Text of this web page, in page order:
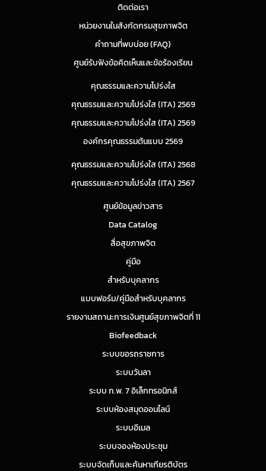
ติดต่อเรา
หน่วยงานในสังกัดกรมสุขภาพจิต
คำถามที่พบบ่อย (FAQ)
ศูนย์รับฟังข้อคิดเห็นและข้อร้องเรียน
คุณธรรมและความโปร่งใส
คุณธรรมและความโปร่งใส (ITA) 2569
คุณธรรมและความโปร่งใส (ITA) 2569
องค์กรคุณธรรมต้นแบบ 2569
คุณธรรมและความโปร่งใส (ITA) 2568
คุณธรรมและความโปร่งใส (ITA) 2567
ศูนย์ข้อมูลข่าวสาร
Data Catalog
สื่อสุขภาพจิต
คู่มือ
สำหรับบุคลากร
แบบฟอร์ม/คู่มือสำหรับบุคลากร
รายงานสถานะการเงินศูนย์สุขภาพจิตที่ 11
Biofeedback
ระบบขอรถราชการ
ระบบวันลา
ระบบ ก.พ. 7 อิเล็กทรอนิกส์
ระบบห้องสมุดออนไลน์
ระบบอีเมล
ระบบจองห้องประชุม
ระบบจัดเก็บและค้นหาเกียรติบัตร